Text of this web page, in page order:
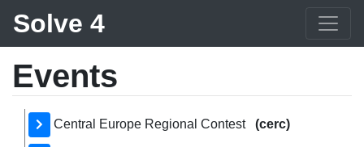
Solve 4
Events
Central Europe Regional Contest (cerc)